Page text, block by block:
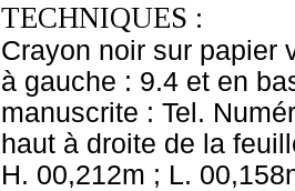
TECHNIQUES :
Crayon noir sur papier
à gauche : 9.4 et en
manuscrite : Tel.
haut à droite de la
H. 00,212m ; L.